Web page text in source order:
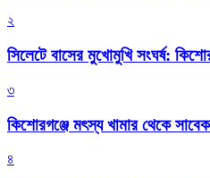
২
সিলেটে বাসের মুখোমুখি সংঘর্ষ:
৩
কিশোরগঞ্জে মৎস্য খামার থেকে
৪